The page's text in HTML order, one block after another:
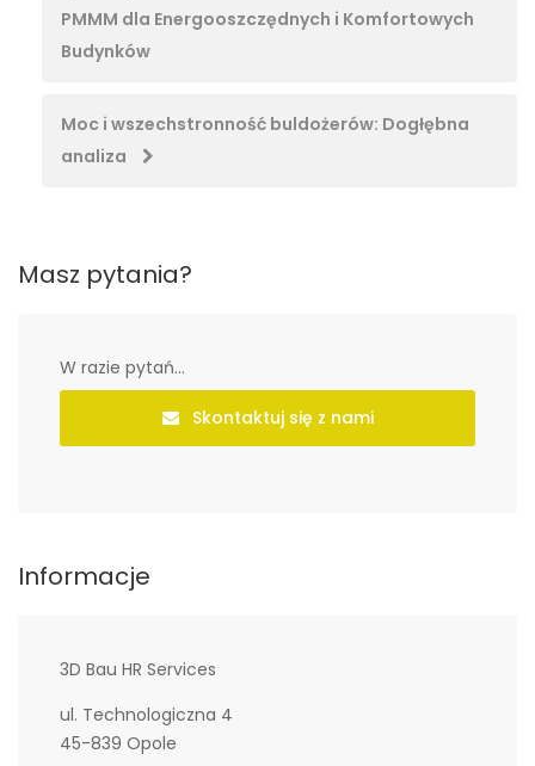
navigation
PMMM dla Energooszczędnych i Komfortowych
Budynków
Moc i wszechstronność buldożerów: Dogłębna
analiza
Masz pytania?
W razie pytań...
Skontaktuj się z nami
Informacje
3D Bau HR Services
ul. Technologiczna 4
45-839 Opole